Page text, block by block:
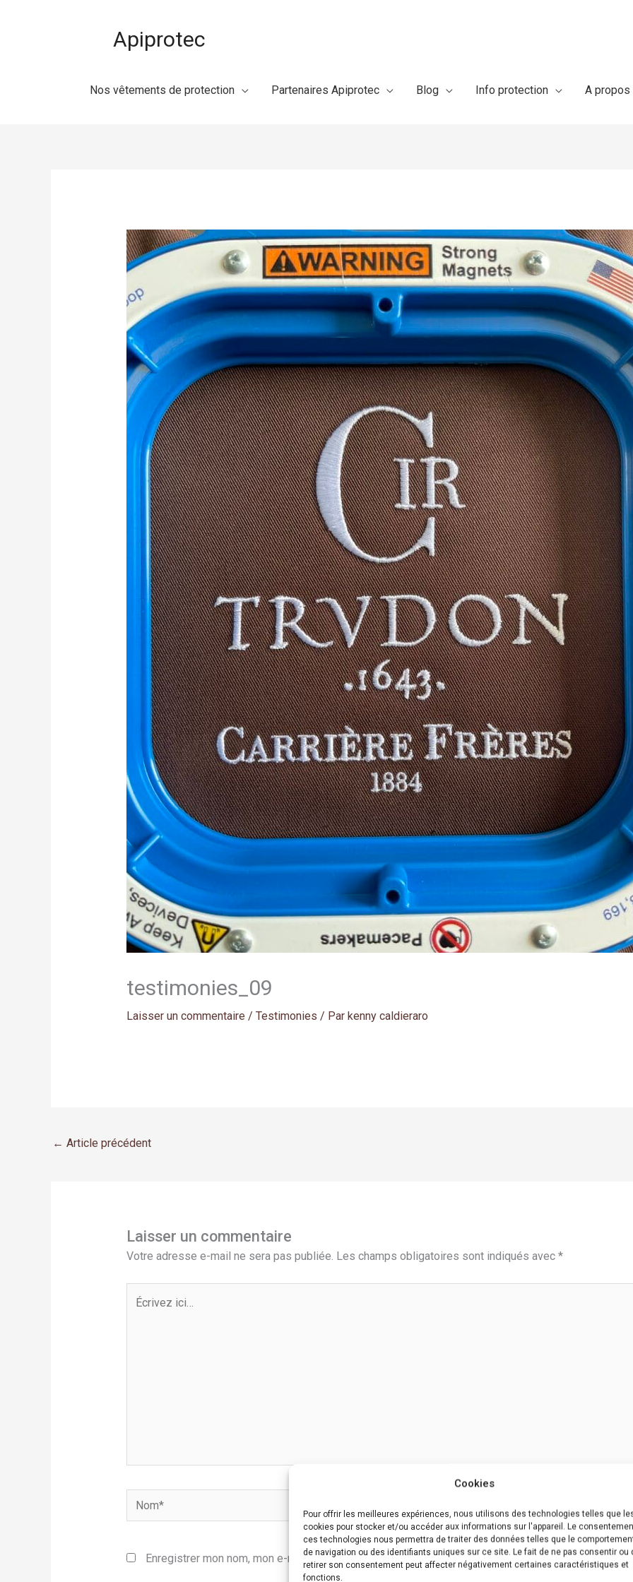
Cookies
Pour offrir les meilleures expériences, nous utilisons des technologies telles que
cookies pour stocker et/ou accéder aux informations sur l'appareil. Le
ces technologies nous permettra de traiter des données telles que le
de navigation ou des identifiants uniques sur ce site. Le fait de ne pas consentir ou
retirer son consentement peut affecter négativement certaines caractéristiques et
fonctions.
Apiprotec
Nos vêtements de protection Partenaires Apiprotec Blog Info protection A propos
testimonies_09
Laisser un commentaire / Testimonies / Par kenny caldieraro
← Article précédent
Laisser un commentaire
Votre adresse e-mail ne sera pas publiée. Les champs obligatoires sont indiqués avec *
Écrivez
Nom*
mail*
Enregistrer mon nom, mon e-mail et mon site dans le navigateur pour mon prochain commentaire.